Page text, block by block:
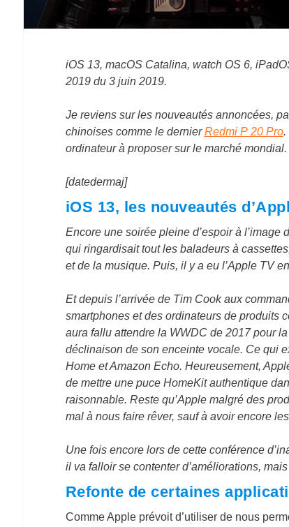
iOS 13, macOS Catalina, watch OS 6,
2019 du 3 juin 2019.
Je reviens sur les nouveautés annoncées,
chinoises comme le dernierRedmi P 20 Pro.
ordinateur à proposer sur le marché mondial.
[datedermaj]
iOS 13, les nouveautés
Encore une soirée pleine d’espoir à
qui ringardisait tout les baladeurs à
et de la musique. Puis, il y a eu l’Apple TV
Et depuis l’arrivée de Tim Cook aux
smartphones et des ordinateurs de produits
aura fallu attendre la WWDC de 2017 pour
déclinaison de son enceinte vocale. Ce qui
Home et Amazon Echo. Heureusement,
de mettre une puce HomeKit authentique
raisonnable. Reste qu’Apple malgré des
mal à nous faire rêver, sauf à avoir encore
Une fois encore lors de cette conférence
il va falloir se contenter d’améliorations,
Refonte de certaines
Comme Apple prévoit d’utiliser de nous